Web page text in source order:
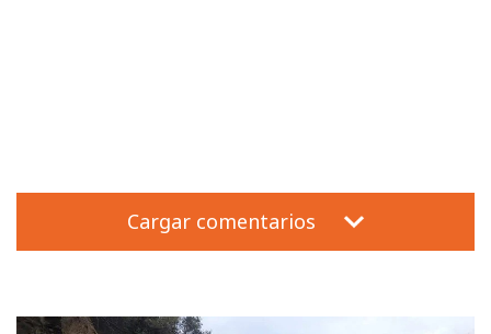
Cargar comentarios